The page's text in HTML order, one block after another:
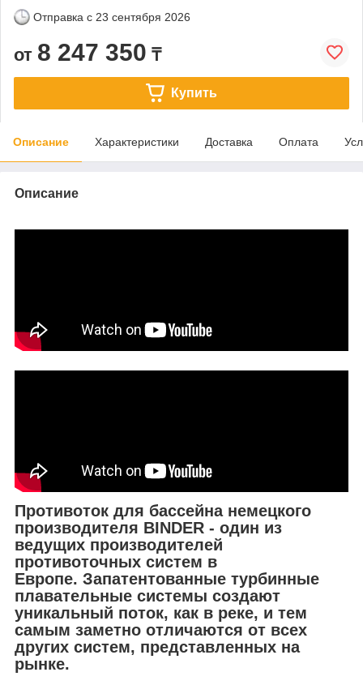
Отправка с 23 сентября 2026
от 8 247 350 ₸
Купить
Описание Характеристики Доставка Оплата
Описание
Противоток для бассейна немецкого
производителя BINDER - один из
ведущих производителей
противоточных систем в
Европе. Запатентованные турбинные
плавательные системы создают
уникальный поток, как в реке, и тем
самым заметно отличаются от всех
других систем, представленных на
рынке.